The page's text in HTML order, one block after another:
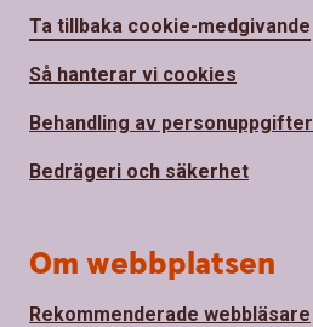
Ta tillbaka cookie-medgivande
Så hanterar vi cookies
Behandling av personuppgifter
Bedrägeri och säkerhet
Om webbplatsen
Rekommenderade webbläsare